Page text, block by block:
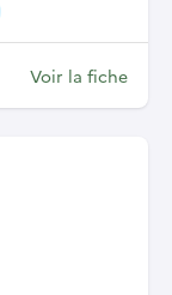
Voir la fiche